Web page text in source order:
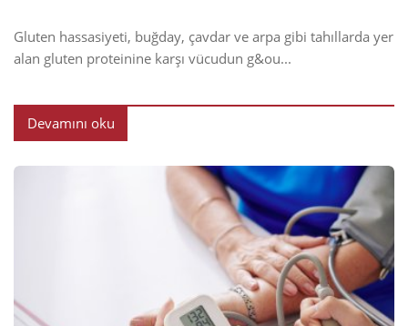
Gluten hassasiyeti, buğday, çavdar ve arpa gibi tahıllarda yer
alan gluten proteinine karşı vücudun g&ou...
Devamını oku
2026